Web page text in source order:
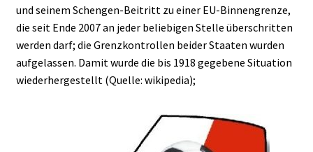
und seinem Schengen-Beitritt zu einer EU-Binnengrenze,
die seit Ende 2007 an jeder beliebigen Stelle überschritten
werden darf; die Grenzkontrollen beider Staaten wurden
aufgelassen. Damit wurde die bis 1918 gegebene Situation
wiederhergestellt (Quelle: wikipedia);